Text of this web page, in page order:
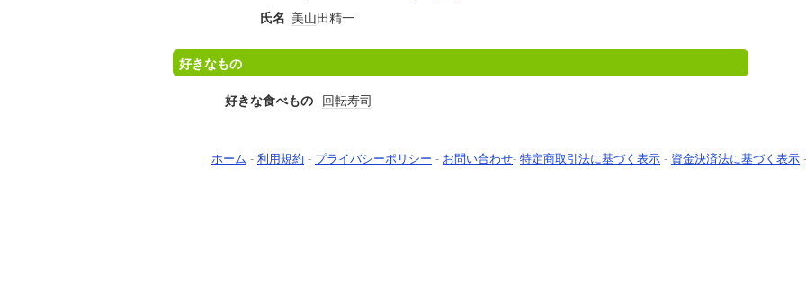
氏名 美山田精一
好きなもの
好きな食べもの 回転寿司
ホーム - 利用規約 - プライバシーポリシー - お問い合わせ- 特定商取引法に基づく表示 - 資金決済法に基づく表示 -